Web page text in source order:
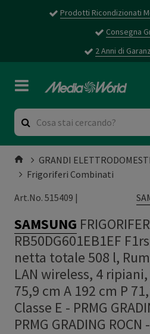
Prodotti Ricondizionati
Consegna
2 Anni di
GRANDI
Frigoriferi Combinati
Art.No. 515409 |
SAMSUNG
RB50DG601EB1EF
netta totale 508 l,
LAN wireless, 4
75,9 cm A 192 cm P
Classe E - PRMG
PRMG GRADING ROCN